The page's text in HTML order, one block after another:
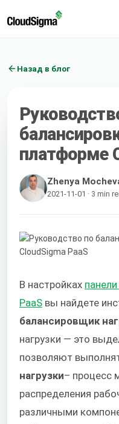
Назад в блог
платформе
Zhenya
2021-11-01 · 3 min
В настройках
PaaS вы найдете
балансировщик
нагрузки — это
позволяют
нагрузки– процесс
распределения
различными